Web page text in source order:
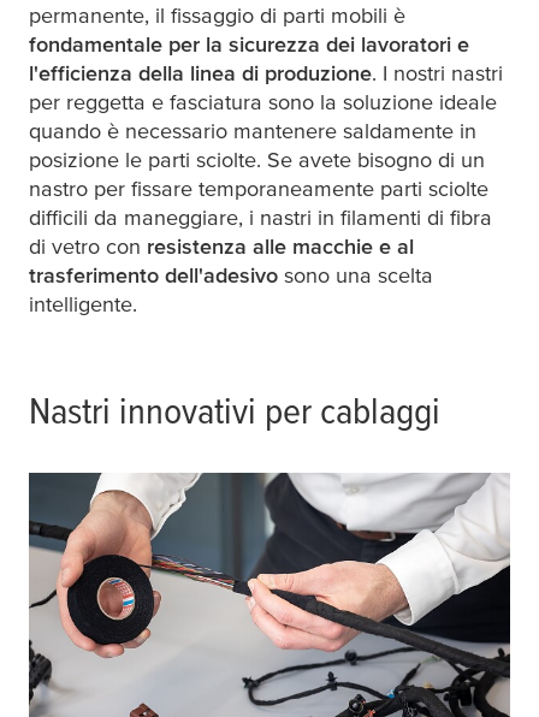
permanente, il fissaggio di parti mobili è
fondamentale per la sicurezza dei lavoratori e
l'efficienza della linea di produzione. I nostri nastri
per reggetta e fasciatura sono la soluzione ideale
quando è necessario mantenere saldamente in
posizione le parti sciolte. Se avete bisogno di un
nastro per fissare temporaneamente parti sciolte
difficili da maneggiare, i nastri in filamenti di fibra
di vetro con resistenza alle macchie e al
trasferimento dell'adesivo sono una scelta
intelligente.
Nastri innovativi per cablaggi